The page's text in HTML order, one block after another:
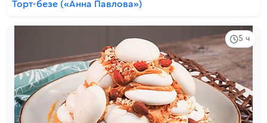
Торт-безе («Анна Павлова»)
5 ч